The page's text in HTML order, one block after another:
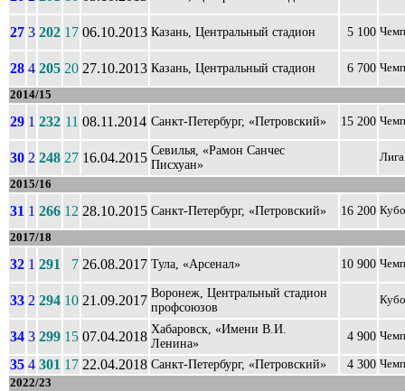
27 3 202 17 06.10.2013 Казань, Центральный стадион 5 100
28 4 205 20 27.10.2013 Казань, Центральный стадион 6 700
2014/15
29 1 232 11 08.11.2014 Санкт-Петербург, «Петровский» 15 200
30 2 248 27 16.04.2015 Севилья, «Рамон Санчес
Писхуан»
2015/16
31 1 266 12 28.10.2015 Санкт-Петербург, «Петровский» 16 200
2017/18
32 1 291 7 26.08.2017 Тула, «Арсенал» 10 900
33 2 294 10 21.09.2017 Воронеж, Центральный стадион
профсоюзов
34 3 299 15 07.04.2018 Хабаровск, «Имени В.И.
Ленина»
4 900
35 4 301 17 22.04.2018 Санкт-Петербург, «Петровский» 4 300
2022/23